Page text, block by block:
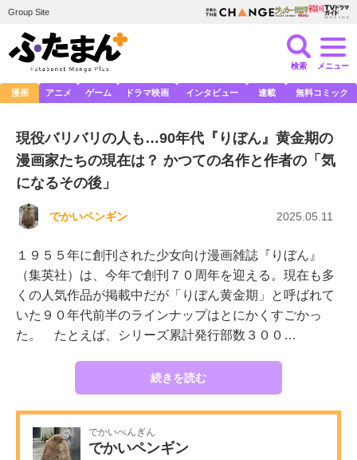
Group Site
検索 メニュー
漫画 アニメ ゲーム ドラマ映画 インタビュー 連載 無料コミック
現役バリバリの人も…90年代『りぼん』黄金期の
漫画家たちの現在は？ かつての名作と作者の「気
になるその後」
でかいペンギン 2025.05.11
１９５５年に創刊された少女向け漫画雑誌『りぼん』
（集英社）は、今年で創刊７０周年を迎える。現在も多
くの人気作品が掲載中だが「りぼん黄金期」と呼ばれて
いた９０年代前半のラインナップはとにかくすごかっ
た。 たとえば、シリーズ累計発行部数３００…
続きを読む
でかいぺんぎん
でかいペンギン